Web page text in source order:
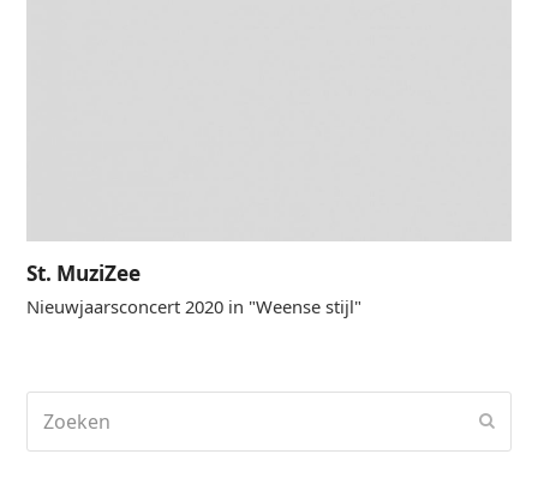
St. MuziZee
Nieuwjaarsconcert 2020 in "Weense stijl"